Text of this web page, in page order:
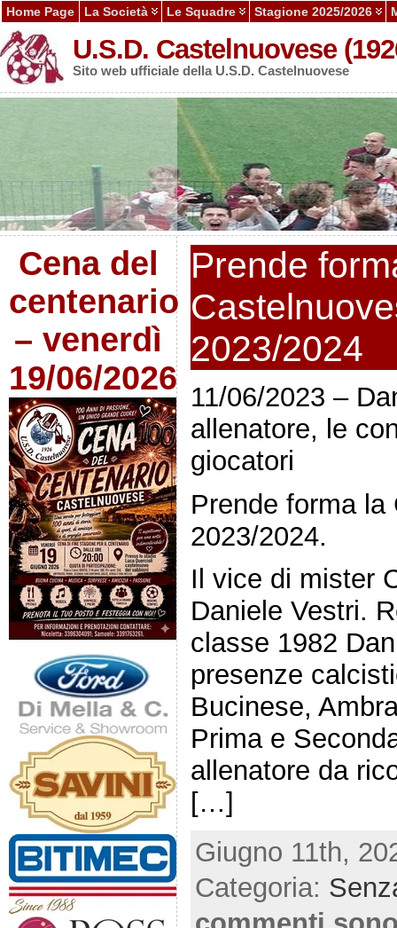
Home Page La Società Le Squadre Stagione 2025/2026
U.S.D. Castelnuovese
Sito web ufficiale della U.S.D. Castelnuovese
Cena del
centenario
– venerdì
19/06/2026
Prende
2023/2024
11/06/2023 –
allenatore, le
giocatori
Prende forma
2023/2024.
Il vice di mister
Daniele Vestri.
classe 1982
presenze
Bucinese,
Prima e
allenatore da
[…]
Giugno 11th,
Categoria: